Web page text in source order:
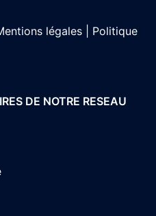
légales |
Politique
DE NOTRE RESEAU